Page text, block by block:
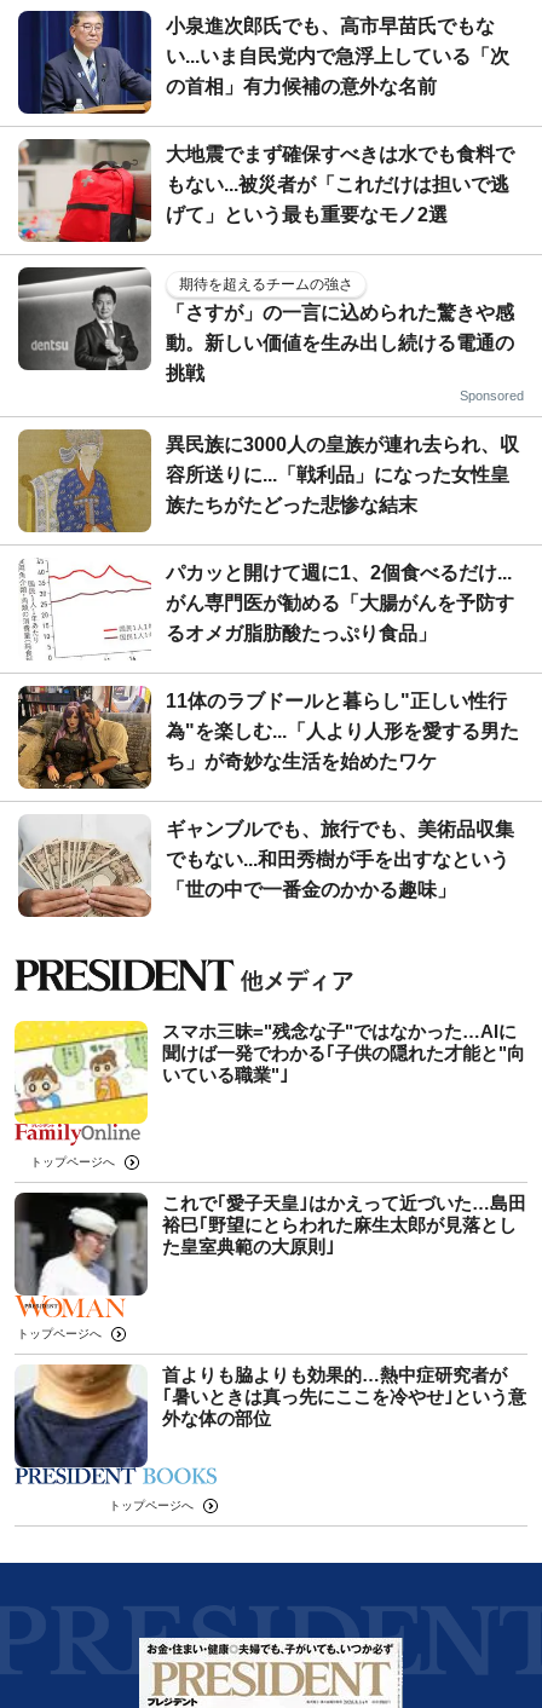
小泉進次郎氏でも、高市早苗氏でもな
い...いま自民党内で急浮上している「次
の首相」有力候補の意外な名前
大地震でまず確保すべきは水でも食料で
もない...被災者が「これだけは担いで逃
げて」という最も重要なモノ2選
期待を超えるチームの強さ
「さすが」の一言に込められた驚きや感
動。新しい価値を生み出し続ける電通の
挑戦
Sponsored
異民族に3000人の皇族が連れ去られ、収
容所送りに...「戦利品」になった女性皇
族たちがたどった悲惨な結末
パカッと開けて週に1、2個食べるだけ...
がん専門医が勧める「大腸がんを予防す
るオメガ脂肪酸たっぷり食品」
11体のラブドールと暮らし"正しい性行
為"を楽しむ...「人より人形を愛する男た
ち」が奇妙な生活を始めたワケ
ギャンブルでも、旅行でも、美術品収集
でもない...和田秀樹が手を出すなという
「世の中で一番金のかかる趣味」
スマホ三昧="残念な子"ではなかった…AIに
聞けば一発でわかる｢子供の隠れた才能と"向
いている職業"｣
トップページへ
これで｢愛子天皇｣はかえって近づいた…島田
裕巳｢野望にとらわれた麻生太郎が見落とし
た皇室典範の大原則｣
トップページへ
首よりも脇よりも効果的…熱中症研究者が
｢暑いときは真っ先にここを冷やせ｣という意
外な体の部位
トップページへ